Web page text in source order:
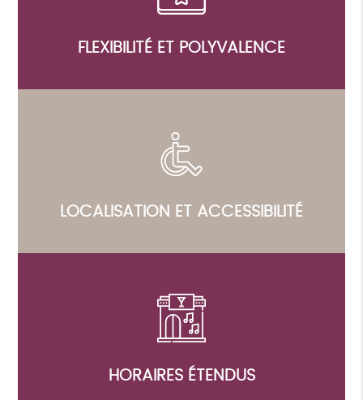
FLEXIBILITÉ ET POLYVALENCE
LOCALISATION ET ACCESSIBILITÉ
HORAIRES ÉTENDUS